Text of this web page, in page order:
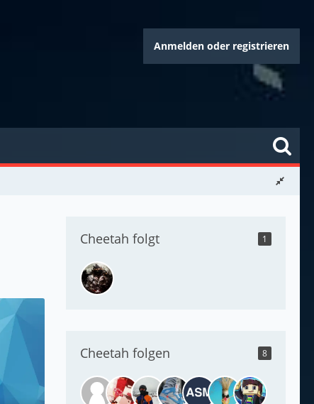
Anmelden oder registrieren
Cheetah folgt 1
Cheetah folgen 8